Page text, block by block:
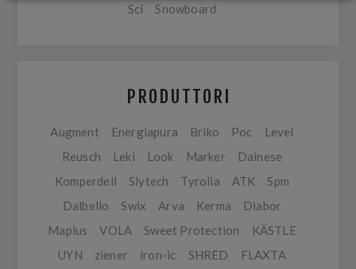
Sci
Snowboard
PRODUTTORI
Augment Energiapura Briko Poc
Level
Reusch
Leki Look Marker
Dainese
Komperdell
Slytech Tyrolia ATK
Spm
Dalbello
Swix Arva Kerma
Diabor
Maplus
VOLA Sweet Protection
KÄSTLE
UYN
ziener iron-ic SHRED
FLAXTA